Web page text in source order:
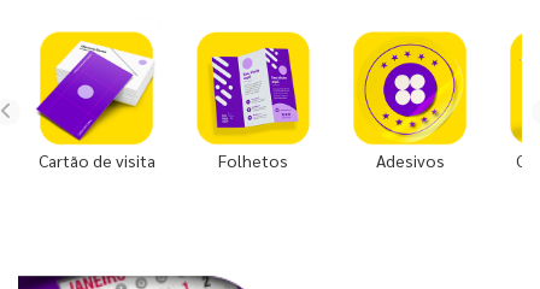
Cartão de visita Folhetos Adesivos